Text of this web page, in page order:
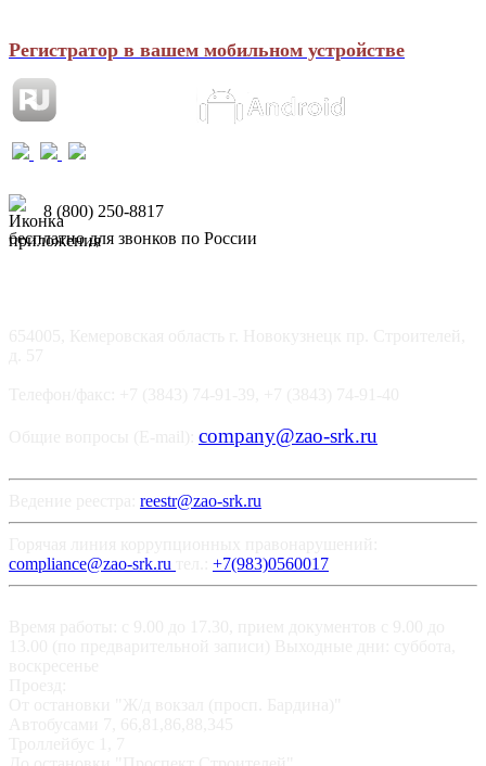
Регистратор в вашем мобильном устройстве
8 (800) 250-8817
бесплатно для звонков по России
company@zao-srk.ru
reestr@zao-srk.ru
compliance@zao-srk.ru
+7(983)0560017